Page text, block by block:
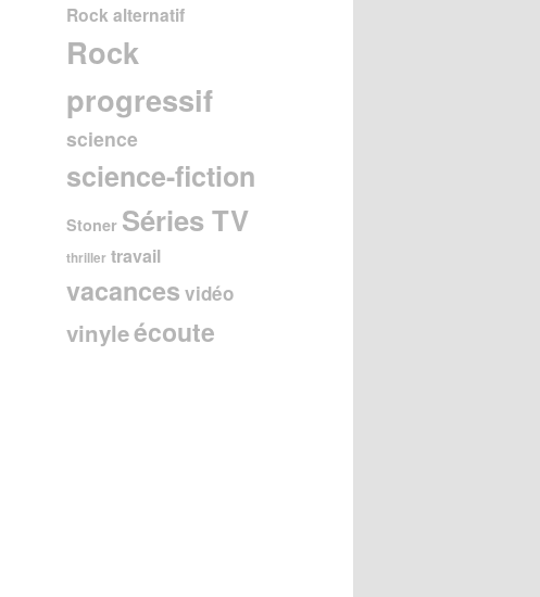
Rock alternatif
Rock
progressif
science
science-fiction
Stoner Séries TV
thriller travail
vacances vidéo
vinyleécoute